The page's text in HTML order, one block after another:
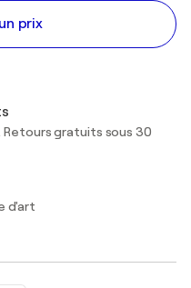
prix
Retours gratuits sous 30
d'art